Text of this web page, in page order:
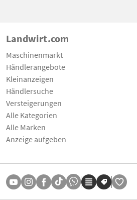
Landwirt.com
Maschinenmarkt
Händlerangebote
Kleinanzeigen
Händlersuche
Versteigerungen
Alle Kategorien
Alle Marken
Anzeige aufgeben